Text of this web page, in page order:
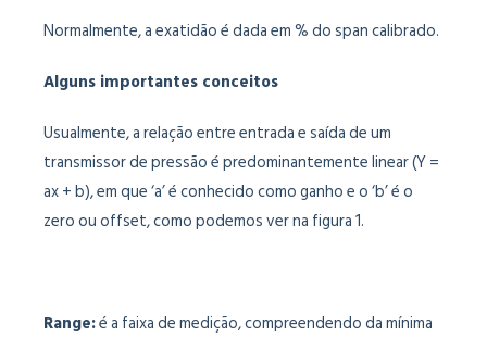
Normalmente, a exatidão é dada em % do span calibrado.
Alguns importantes conceitos
Usualmente, a relação entre entrada e saída de um
transmissor de pressão é predominantemente linear (Y =
ax + b), em que ‘a’ é conhecido como ganho e o ‘b’ é o
zero ou offset, como podemos ver na figura 1.
Range:é a faixa de medição, compreendendo da mínima